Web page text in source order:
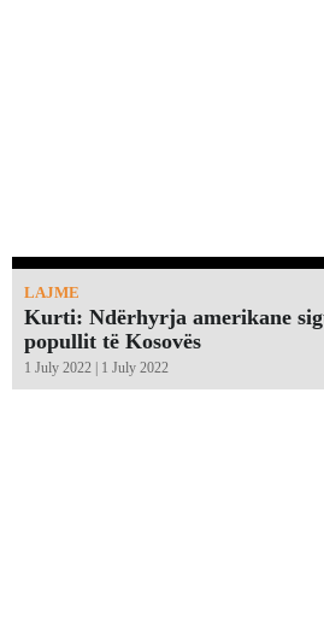
LAJME
Kurti: Ndërhyrja amerikane
popullit të Kosovës
1 July 2022 | 1 July 2022